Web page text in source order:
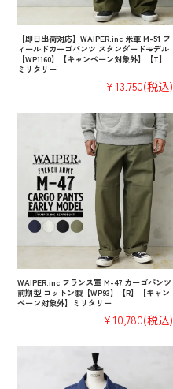
【即日出荷対応】WAIPER.inc 米軍 M-51 フ
ィールドカーゴパンツ スタンダードモデル
【WP1160】【キャンペーン対象外】【T】
ミリタリー
¥13,750(税込)
WAIPER.inc フランス軍 M-47 カーゴパンツ
前期型 コットン製【WP93】【R】【キャン
ペーン対象外】ミリタリー
¥10,780(税込)